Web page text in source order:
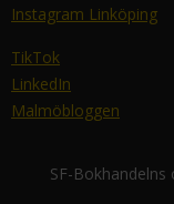
Instagram Linköping
TikTok
LinkedIn
Malmöbloggen
SF-